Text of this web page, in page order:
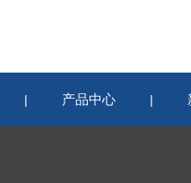
| 产品中心 |